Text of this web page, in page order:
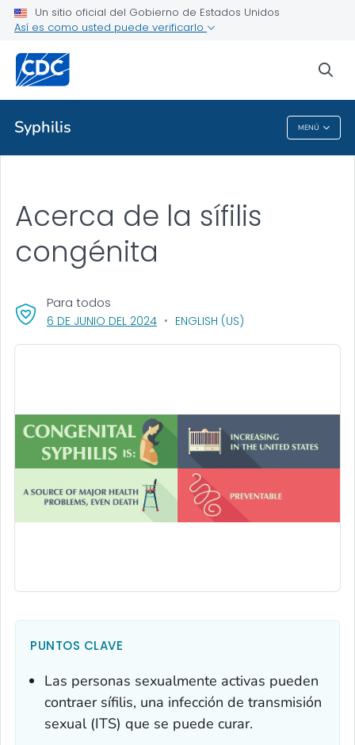
Un sitio oficial del Gobierno de Estados Unidos
Así es como usted puede verificarlo
Syphilis MENÚ
Temas relacionados
Syphilis
6 DE JUNIO DEL 2024, VISIT LINK FOR DETAILS.
ENGLISH (US)
Para todos
Acerca de la sífilis
congénita
PUNTOS CLAVE
Las personas sexualmente activas pueden
contraer sífilis, una infección de transmisión
sexual (ITS) que se puede curar.